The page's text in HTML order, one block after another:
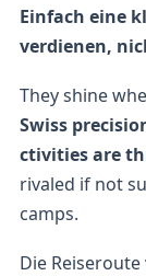
Einfach eine
verdienen,
They shine
Swiss
ctivities are
rivaled if not
camps.
Die